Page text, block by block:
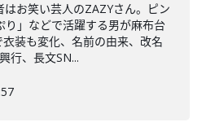
お笑い芸人のZAZYさん。ピン
り」などで活躍する男が麻布台
装も変化、名前の由来、改名
行、長文SN...